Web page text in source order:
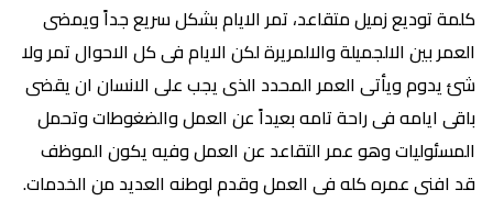
كلمة توديع زميل متقاعد، تمر الايام بشكل سريع جداً ويمضى
العمر بين الالجميلة والالمريرة لكن الايام فى كل الاحوال تمر ولا
شئ يدوم ويأتى العمر المحدد الذى يجب على الانسان ان يقضى
باقى ايامه فى راحة تامه بعيداً عن العمل والضغوطات وتحمل
المسئوليات وهو عمر التقاعد عن العمل وفيه يكون الموظف
قد افنى عمره كله فى العمل وقدم لوطنه العديد من الخدمات.